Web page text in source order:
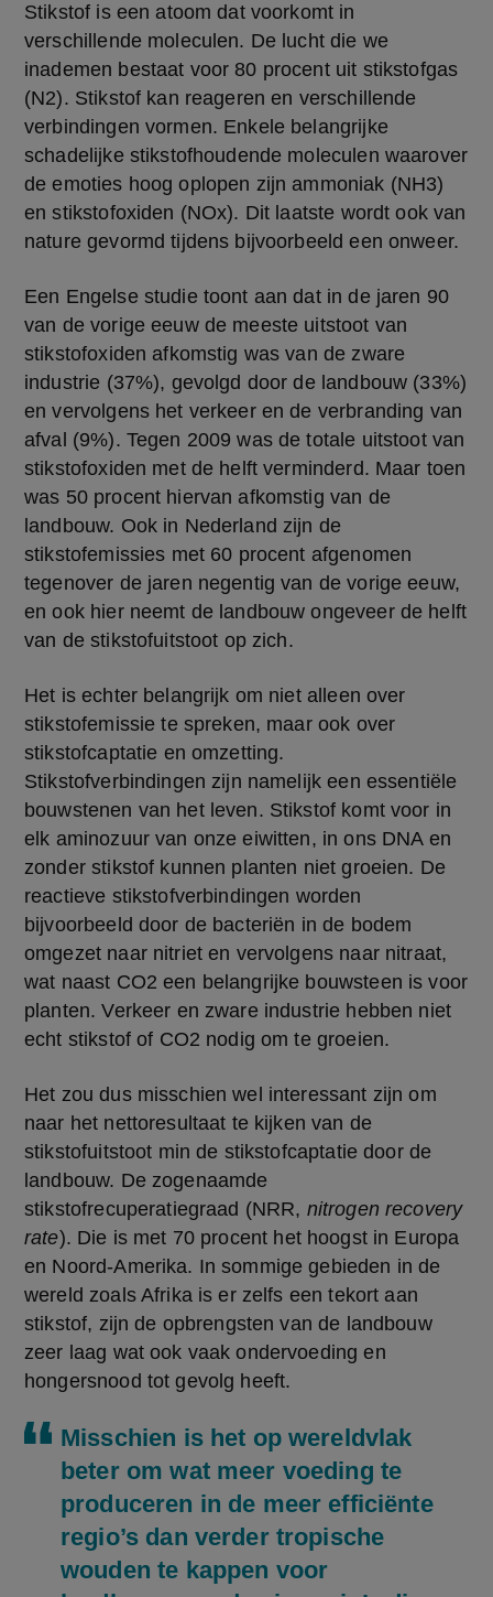
Stikstof is een atoom dat voorkomt in
verschillende moleculen. De lucht die we
inademen bestaat voor 80 procent uit stikstofgas
(N2). Stikstof kan reageren en verschillende
verbindingen vormen. Enkele belangrijke
schadelijke stikstofhoudende moleculen waarover
de emoties hoog oplopen zijn ammoniak (NH3)
en stikstofoxiden (NOx). Dit laatste wordt ook van
nature gevormd tijdens bijvoorbeeld een onweer.
Een Engelse studie toont aan dat in de jaren 90
van de vorige eeuw de meeste uitstoot van
stikstofoxiden afkomstig was van de zware
industrie (37%), gevolgd door de landbouw (33%)
en vervolgens het verkeer en de verbranding van
afval (9%). Tegen 2009 was de totale uitstoot van
stikstofoxiden met de helft verminderd. Maar toen
was 50 procent hiervan afkomstig van de
landbouw. Ook in Nederland zijn de
stikstofemissies met 60 procent afgenomen
tegenover de jaren negentig van de vorige eeuw,
en ook hier neemt de landbouw ongeveer de helft
van de stikstofuitstoot op zich.
Het is echter belangrijk om niet alleen over
stikstofemissie te spreken, maar ook over
stikstofcaptatie en omzetting.
Stikstofverbindingen zijn namelijk een essentiële
bouwstenen van het leven. Stikstof komt voor in
elk aminozuur van onze eiwitten, in ons DNA en
zonder stikstof kunnen planten niet groeien. De
reactieve stikstofverbindingen worden
bijvoorbeeld door de bacteriën in de bodem
omgezet naar nitriet en vervolgens naar nitraat,
wat naast CO2 een belangrijke bouwsteen is voor
planten. Verkeer en zware industrie hebben niet
echt stikstof of CO2 nodig om te groeien.
Het zou dus misschien wel interessant zijn om
naar het nettoresultaat te kijken van de
stikstofuitstoot min de stikstofcaptatie door de
landbouw. De zogenaamde
stikstofrecuperatiegraad (NRR, nitrogen recovery
rate). Die is met 70 procent het hoogst in Europa
en Noord-Amerika. In sommige gebieden in de
wereld zoals Afrika is er zelfs een tekort aan
stikstof, zijn de opbrengsten van de landbouw
zeer laag wat ook vaak ondervoeding en
hongersnood tot gevolg heeft.
Misschien is het op wereldvlak
beter om wat meer voeding te
produceren in de meer efficiënte
regio’s dan verder tropische
wouden te kappen voor